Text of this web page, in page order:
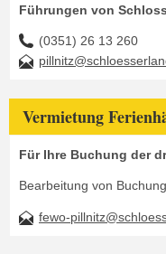
Führungen von
(0351) 26 13 260
Vermietung
Für Ihre Buchung der
Bearbeitung von
fewo-